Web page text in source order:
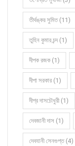
তীর্থঙ্কর সুমিত (11)
তুহিন কুমার চন্দ (1)
দীপক রজক (1)
দীপা সরকার (1)
দীপ্র দাসচৌধুরী (1)
দেবজানী দাস (1)
দেবযানী সেনগুপ্ত (4)